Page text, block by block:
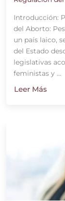
Introducción:
del Aborto:
un país laico,
del Estado
legislativas
feministas y ...
Leer Más